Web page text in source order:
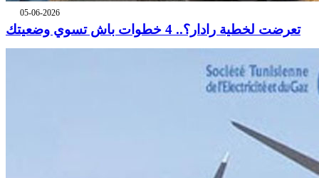
05-06-2026
تعرضت لخطية رادار؟.. 4 خطوات باش تسوي وضعيتك